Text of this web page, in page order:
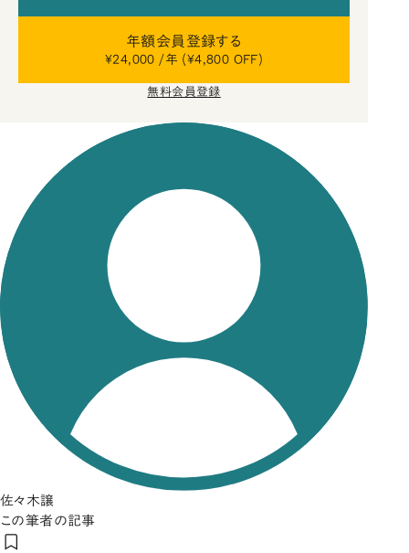
年額会員登録する
¥24,000 /年 (¥4,800 OFF)
無料会員登録
佐々木譲
この筆者の記事